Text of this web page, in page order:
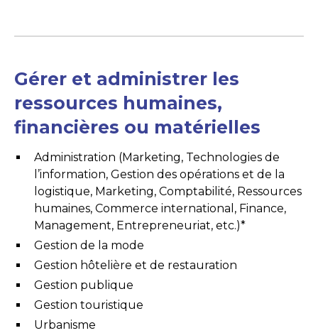
Gérer et administrer les
ressources humaines,
financières ou matérielles
Administration (Marketing, Technologies de
l’information, Gestion des opérations et de la
logistique, Marketing, Comptabilité, Ressources
humaines, Commerce international, Finance,
Management, Entrepreneuriat, etc.)*
Gestion de la mode
Gestion hôtelière et de restauration
Gestion publique
Gestion touristique
Urbanisme